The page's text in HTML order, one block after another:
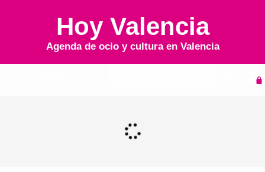
Hoy Valencia
Agenda de ocio y cultura en Valencia